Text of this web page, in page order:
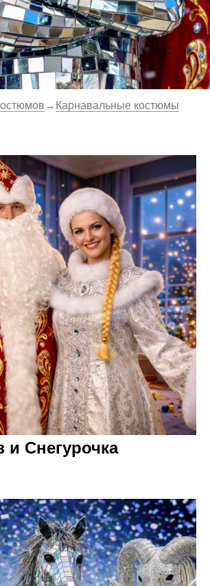
→ Карнавальные костюмы
Снегурочка